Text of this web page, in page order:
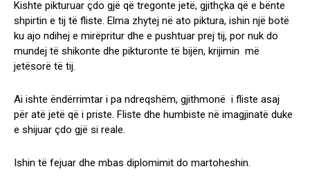
Kishte pikturuar çdo gjë që tregonte jetë, gjithçka që e bënte
shpirtin e tij të fliste. Elma zhytej në ato piktura, ishin një botë
ku ajo ndihej e mirëpritur dhe e pushtuar prej tij, por nuk do
mundej të shikonte dhe pikturonte të bijën, krijimin më
jetësorë të tij.
Ai ishte ëndërrimtar i pa ndreqshëm, gjithmonë i fliste asaj
për atë jetë që i priste. Fliste dhe humbiste në imagjinatë duke
e shijuar çdo gjë si reale.
Ishin të fejuar dhe mbas diplomimit do martoheshin.